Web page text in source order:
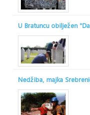
U Bratuncu obilježen
Nedžiba, majka